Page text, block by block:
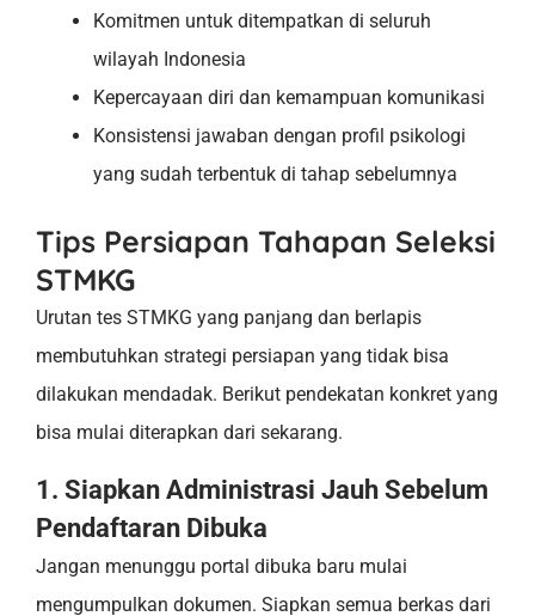
Komitmen untuk ditempatkan di seluruh
wilayah Indonesia
Kepercayaan diri dan kemampuan komunikasi
Konsistensi jawaban dengan profil psikologi
yang sudah terbentuk di tahap sebelumnya
Tips Persiapan Tahapan Seleksi
STMKG
Urutan tes STMKG yang panjang dan berlapis
membutuhkan strategi persiapan yang tidak bisa
dilakukan mendadak. Berikut pendekatan konkret yang
bisa mulai diterapkan dari sekarang.
1. Siapkan Administrasi Jauh Sebelum
Pendaftaran Dibuka
Jangan menunggu portal dibuka baru mulai
mengumpulkan dokumen. Siapkan semua berkas dari